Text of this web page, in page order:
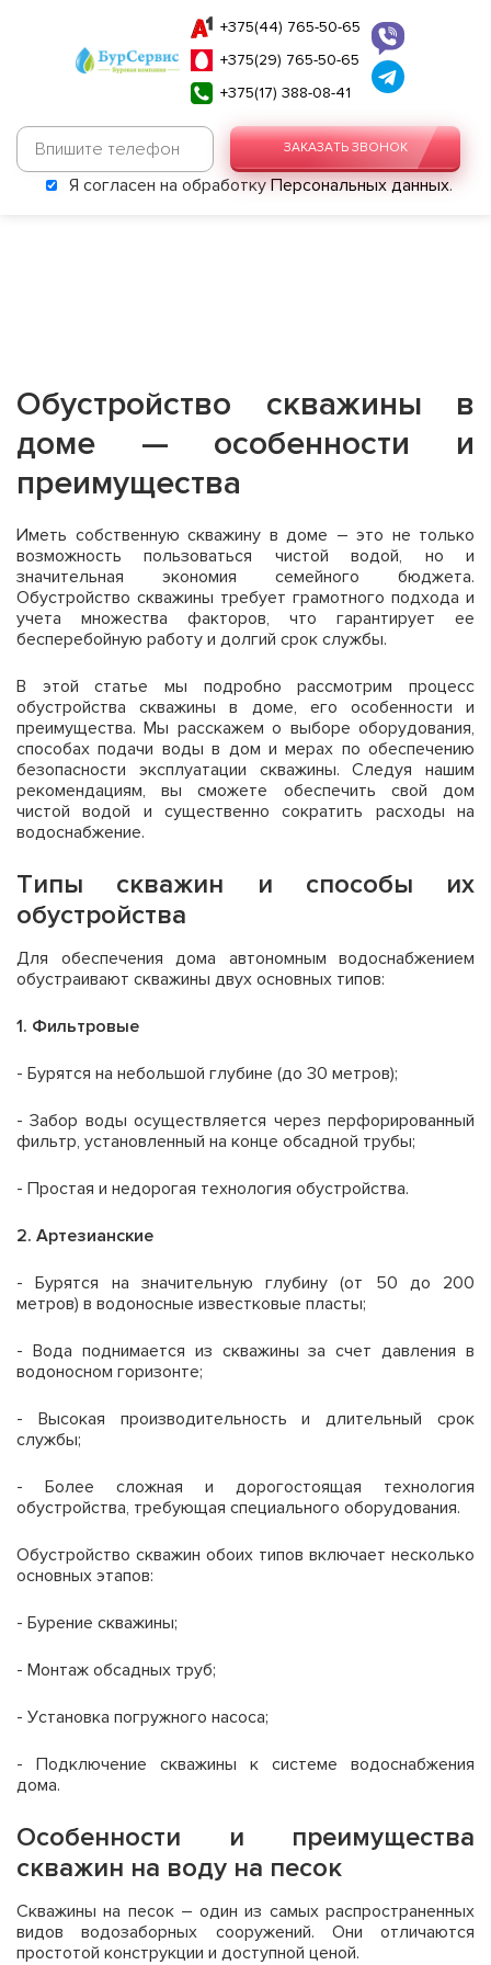
+375(44) 765-50-65
+375(29) 765-50-65
+375(17) 388-08-41
ЗАКАЗАТЬ ЗВОНОК
Я согласен на обработкуПерсональных данных.
Обустройство скважины в
доме — особенности и
преимущества
Иметь собственную скважину в доме – это не только
возможность пользоваться чистой водой, но и
значительная экономия семейного бюджета.
Обустройство скважины требует грамотного подхода и
учета множества факторов, что гарантирует ее
бесперебойную работу и долгий срок службы.
В этой статье мы подробно рассмотрим процесс
обустройства скважины в доме, его особенности и
преимущества. Мы расскажем о выборе оборудования,
способах подачи воды в дом и мерах по обеспечению
безопасности эксплуатации скважины. Следуя нашим
рекомендациям, вы сможете обеспечить свой дом
чистой водой и существенно сократить расходы на
водоснабжение.
Типы скважин и способы их
обустройства
Для обеспечения дома автономным водоснабжением
обустраивают скважины двух основных типов:
1. Фильтровые
- Бурятся на небольшой глубине (до 30 метров);
- Забор воды осуществляется через перфорированный
фильтр, установленный на конце обсадной трубы;
- Простая и недорогая технология обустройства.
2. Артезианские
- Бурятся на значительную глубину (от 50 до 200
метров) в водоносные известковые пласты;
- Вода поднимается из скважины за счет давления в
водоносном горизонте;
- Высокая производительность и длительный срок
службы;
- Более сложная и дорогостоящая технология
обустройства, требующая специального оборудования.
Обустройство скважин обоих типов включает несколько
основных этапов:
- Бурение скважины;
- Монтаж обсадных труб;
- Установка погружного насоса;
- Подключение скважины к системе водоснабжения
дома.
Особенности и преимущества
скважин на воду на песок
Скважины на песок – один из самых распространенных
видов водозаборных сооружений. Они отличаются
простотой конструкции и доступной ценой.